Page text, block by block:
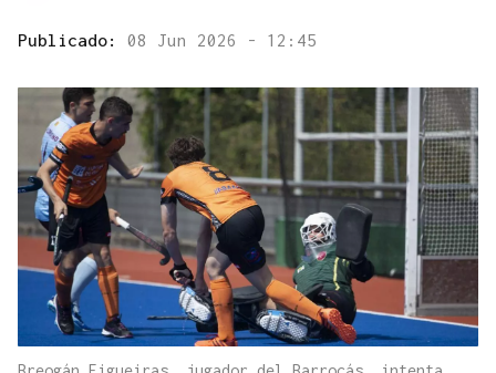
Publicado: 08 Jun 2026 - 12:45